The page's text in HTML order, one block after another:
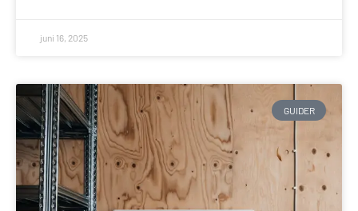
juni 16, 2025
GUIDER